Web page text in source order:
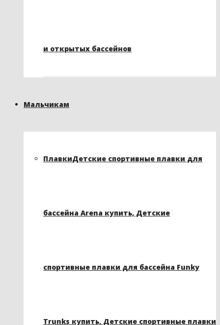
и открытых бассейнов
Мальчикам
ПлавкиДетские спортивные плавки для
бассейна Arena купить, Детские
спортивные плавки для бассейна Funky
Trunks купить, Детские спортивные плавки